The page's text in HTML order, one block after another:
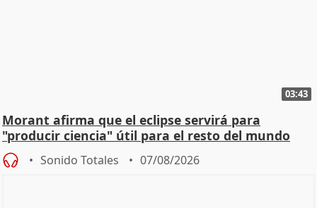
03:43
Morant afirma que el eclipse servirá para
"producir ciencia" útil para el resto del mundo
Sonido Totales 07/08/2026